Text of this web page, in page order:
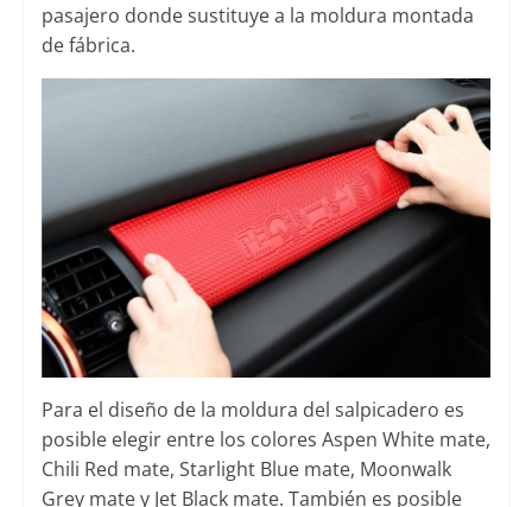
pasajero donde sustituye a la moldura montada
de fábrica.
Para el diseño de la moldura del salpicadero es
posible elegir entre los colores Aspen White mate,
Chili Red mate, Starlight Blue mate, Moonwalk
Grey mate y Jet Black mate. También es posible